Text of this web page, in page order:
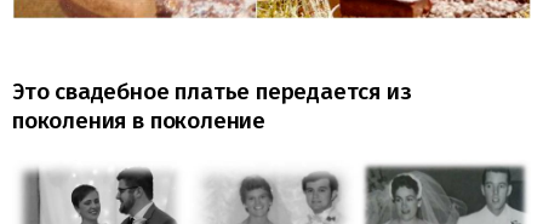
Это свадебное платье передается из
поколения в поколение